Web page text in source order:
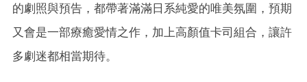
的劇照與預告，都帶著滿滿日系純愛的唯美氛圍，預期
又會是一部療癒愛情之作，加上高顏值卡司組合，讓許
多劇迷都相當期待。